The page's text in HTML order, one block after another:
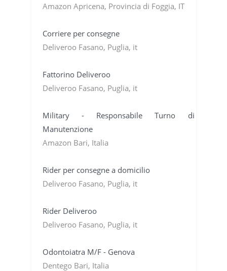
Amazon Apricena, Provincia di Foggia, IT
Corriere per consegne
Deliveroo Fasano, Puglia, it
Fattorino Deliveroo
Deliveroo Fasano, Puglia, it
Military - Responsabile Turno di
Manutenzione
Amazon Bari, Italia
Rider per consegne a domicilio
Deliveroo Fasano, Puglia, it
Rider Deliveroo
Deliveroo Fasano, Puglia, it
Odontoiatra M/F - Genova
Dentego Bari, Italia